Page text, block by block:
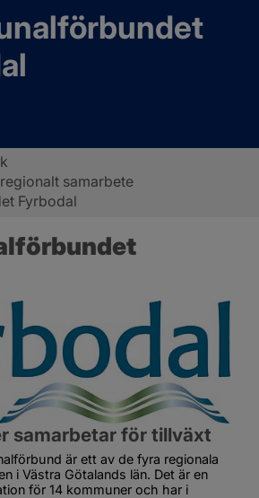
samarbete
Fyrbodal
samarbetar för tillväxt
är ett av de fyra regionala
i Västra Götalands län. Det är en
för 14 kommuner och har i